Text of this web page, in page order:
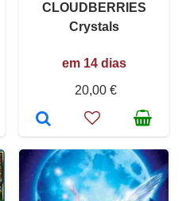
CLOUDBERRIES
Crystals
em 14 dias
20,00 €